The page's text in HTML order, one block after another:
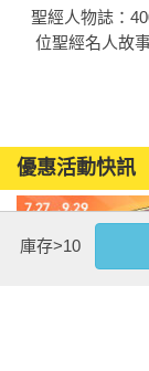
聖經人物誌：
位聖經名人故
優惠活動快訊
庫存>10